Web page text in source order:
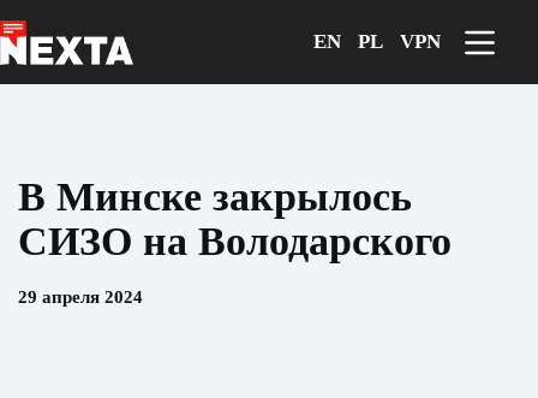
к
сути
EN PL VPN
В Минске закрылось
СИЗО на Володарского
29 апреля 2024